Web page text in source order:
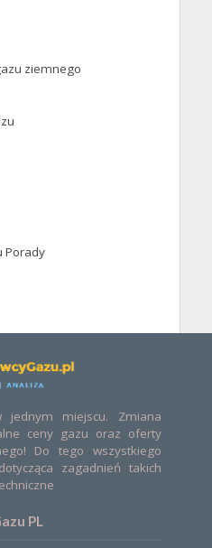
ziemnego
Porady
jednym miejscu. Zmiana
ceny gazu oraz oferty
Do tego wszystkiego
zagadnień takich
PL